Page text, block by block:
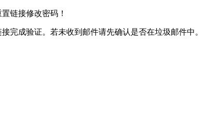
链接修改密码！
完成验证。若未收到邮件请先确认是否在垃圾邮件中。